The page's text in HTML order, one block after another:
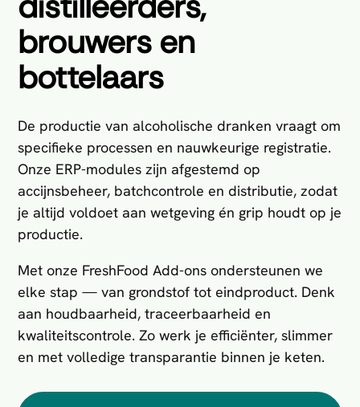
brouwers en
bottelaars
De productie van alcoholische dranken vraagt om
specifieke processen en nauwkeurige registratie.
Onze ERP-modules zijn afgestemd op
accijnsbeheer, batchcontrole en distributie, zodat
je altijd voldoet aan wetgeving én grip houdt op je
productie.
Met onze FreshFood Add-ons ondersteunen we
elke stap — van grondstof tot eindproduct. Denk
aan houdbaarheid, traceerbaarheid en
kwaliteitscontrole. Zo werk je efficiënter, slimmer
en met volledige transparantie binnen je keten.